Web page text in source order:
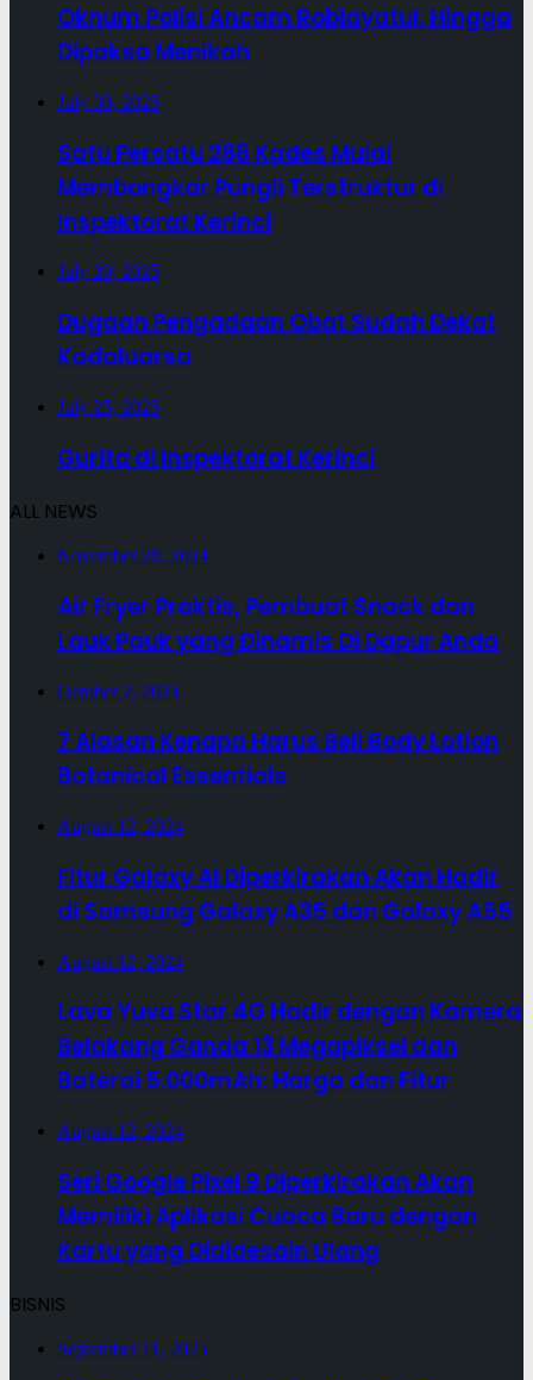
Oknum Polisi Ancam Robiayatul, Hingga
Dipaksa Menikah
July 30, 2025
Satu Persatu 286 Kades Mulai
Membongkar Pungli Terstruktur di
Inspektorat Kerinci
July 29, 2025
Dugaan Pengadaan Obat Sudah Dekat
Kadaluarsa
July 25, 2025
Gurita di Inspektorat Kerinci
ALL NEWS
November 29, 2024
Air Fryer Praktis, Pembuat Snack dan
Lauk Pauk yang Dinamis Di Dapur Anda
October 2, 2024
7 Alasan Kenapa Harus Beli Body Lotion
Botanical Essentials
August 12, 2024
Fitur Galaxy AI Diperkirakan Akan Hadir
di Samsung Galaxy A35 dan Galaxy A55
August 12, 2024
Lava Yuva Star 4G Hadir dengan Kamera
Belakang Ganda 13 Megapiksel dan
Baterai 5.000mAh: Harga dan Fitur
August 12, 2024
Seri Google Pixel 9 Diperkirakan Akan
Memiliki Aplikasi Cuaca Baru dengan
Kartu yang Dididesain Ulang
BISNIS
September 11, 2025